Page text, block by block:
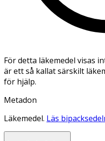
För detta läkemedel visas
är ett så kallat särskilt
för hjälp.
Metadon
Läkemedel. Läs